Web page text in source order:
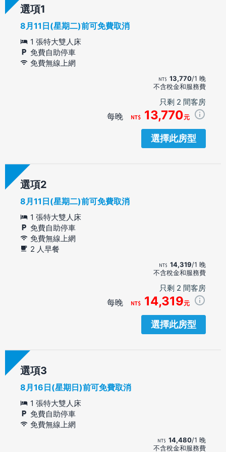
選項
8月11日(星期二)前可免費取消
1 張特大雙人床
免費自助停車
免費無線上網
13,770/1 晚
不含稅金和服務費
只剩 2 間客房
每晚 13,770元
選擇此房型
選項
8月11日(星期二)前可免費取消
1 張特大雙人床
免費自助停車
免費無線上網
2 人早餐
14,319/1 晚
不含稅金和服務費
只剩 2 間客房
每晚 14,319元
選擇此房型
選項
8月16日(星期日)前可免費取消
1 張特大雙人床
免費自助停車
免費無線上網
14,480/1 晚
不含稅金和服務費